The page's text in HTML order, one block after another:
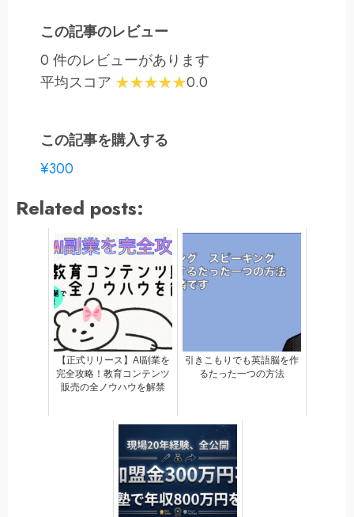
この記事のレビュー
0 件のレビューがあります
平均スコア
0.0
この記事を購入する
¥300
Related posts:
【正式リリース】AI副業を
完全攻略！教育コンテンツ
販売の全ノウハウを解禁
引きこもりでも英語脳を作
るたった一つの方法